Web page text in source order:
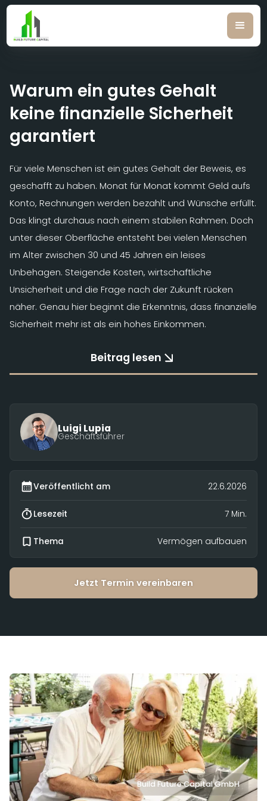
Warum ein gutes Gehalt
keine finanzielle Sicherheit
garantiert
Für viele Menschen ist ein gutes Gehalt der Beweis, es
geschafft zu haben. Monat für Monat kommt Geld aufs
Konto, Rechnungen werden bezahlt und Wünsche erfüllt.
Das klingt durchaus nach einem stabilen Rahmen. Doch
unter dieser Oberfläche entsteht bei vielen Menschen
im Alter zwischen 30 und 45 Jahren ein leises
Unbehagen. Steigende Kosten, wirtschaftliche
Unsicherheit und die Frage nach der Zukunft rücken
näher. Genau hier beginnt die Erkenntnis, dass finanzielle
Sicherheit mehr ist als ein hohes Einkommen.
Beitrag lesen
Luigi Lupia
Geschäftsführer
Veröffentlicht am 22.6.2026
Lesezeit 7 Min.
Thema Vermögen aufbauen
Jetzt Termin vereinbaren
Build Future Capital GmbH